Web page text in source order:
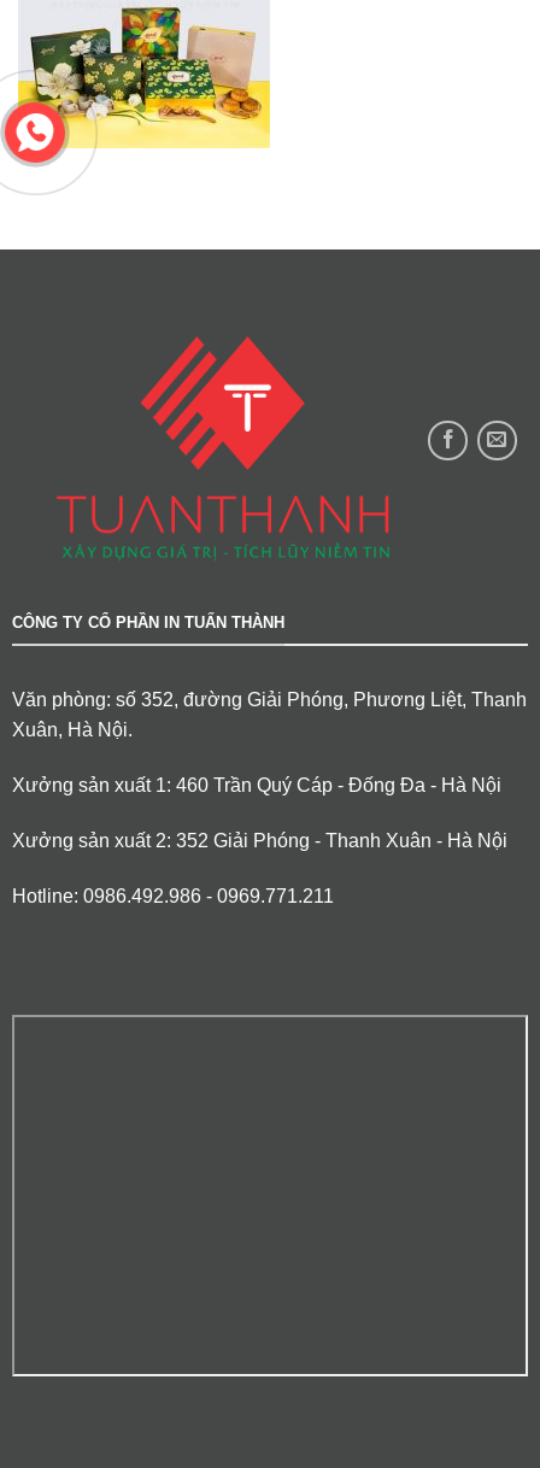
CÔNG TY CỔ PHẦN IN TUẤN THÀNH
Văn phòng: số 352, đường Giải Phóng, Phương Liệt, Thanh
Xuân, Hà Nội.
Xưởng sản xuất 1: 460 Trần Quý Cáp - Đống Đa - Hà Nội
Xưởng sản xuất 2: 352 Giải Phóng - Thanh Xuân - Hà Nội
Hotline: 0986.492.986 - 0969.771.211